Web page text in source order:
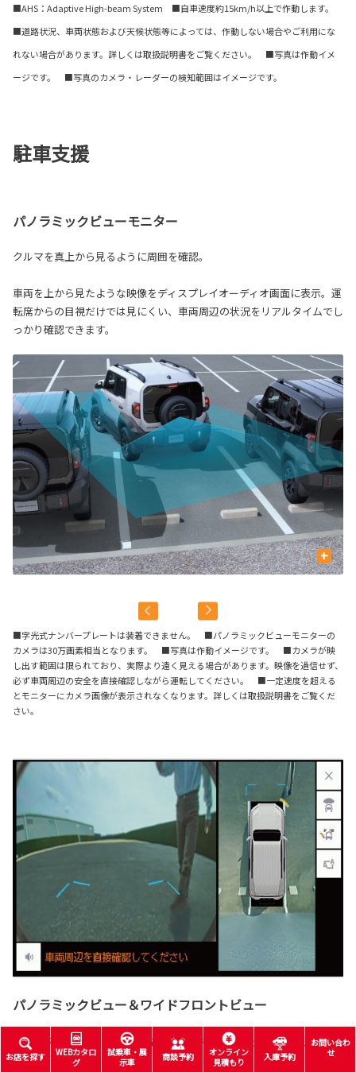
■AHS：Adaptive High-beam System ■自車速度約15km/h以上で作動します。
■道路状況、車両状態および天候状態等によっては、作動しない場合やご利用にな
れない場合があります。詳しくは取扱説明書をご覧ください。 ■写真は作動イメ
ージです。 ■写真のカメラ・レーダーの検知範囲はイメージです。
駐車支援
パノラミックビューモニター
クルマを真上から見るように周囲を確認。
車両を上から見たような映像をディスプレイオーディオ画面に表示。運
転席からの目視だけでは見にくい、車両周辺の状況をリアルタイムでし
っかり確認できます。
+
■字光式ナンバープレートは装着できません。 ■パノラミックビューモニターの
カメラは30万画素相当となります。 ■写真は作動イメージです。 ■カメラが映
し出す範囲は限られており、実際より遠く見える場合があります。映像を過信せず、
必ず車両周辺の安全を直接確認しながら運転してください。 ■一定速度を超える
とモニターにカメラ画像が表示されなくなります。詳しくは取扱説明書をご覧くだ
さい。
パノラミックビュー＆ワイドフロントビュー
見通しの悪い交差点等で、左右方向の状況確認をサポートしま
す。
お店を探す
WEBカタロ
グ
試乗車・展
示車
商談予約
オンライン
見積もり
入庫予約
お問い合わ
せ